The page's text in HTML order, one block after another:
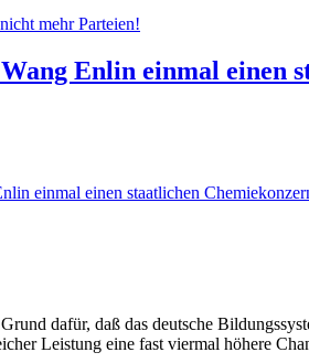
mehr Parteien!
Enlin einmal
einmal einen staatlichen
dafür, daß das deutsche
Leistung eine fast viermal höhere